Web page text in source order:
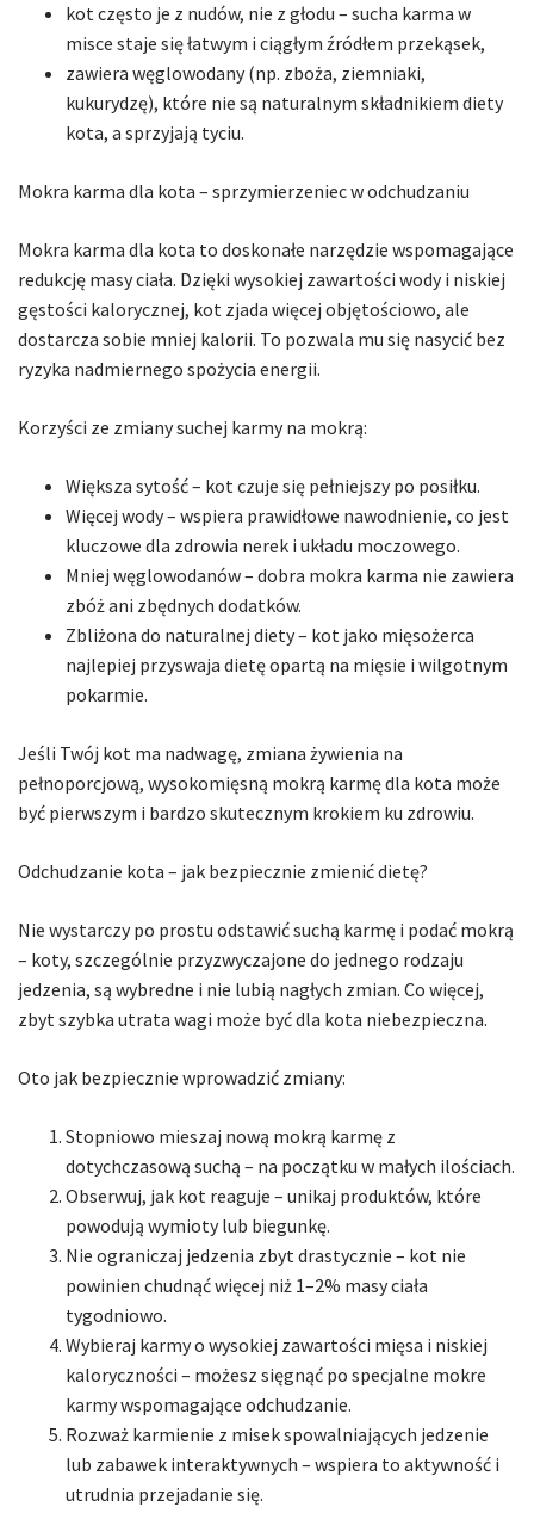
kot często je z nudów, nie z głodu – sucha karma w
misce staje się łatwym i ciągłym źródłem przekąsek,
zawiera węglowodany (np. zboża, ziemniaki,
kukurydzę), które nie są naturalnym składnikiem diety
kota, a sprzyjają tyciu.
Mokra karma dla kota – sprzymierzeniec w odchudzaniu
Mokra karma dla kota to doskonałe narzędzie wspomagające
redukcję masy ciała. Dzięki wysokiej zawartości wody i niskiej
gęstości kalorycznej, kot zjada więcej objętościowo, ale
dostarcza sobie mniej kalorii. To pozwala mu się nasycić bez
ryzyka nadmiernego spożycia energii.
Korzyści ze zmiany suchej karmy na mokrą:
Większa sytość – kot czuje się pełniejszy po posiłku.
Więcej wody – wspiera prawidłowe nawodnienie, co jest
kluczowe dla zdrowia nerek i układu moczowego.
Mniej węglowodanów – dobra mokra karma nie zawiera
zbóż ani zbędnych dodatków.
Zbliżona do naturalnej diety – kot jako mięsożerca
najlepiej przyswaja dietę opartą na mięsie i wilgotnym
pokarmie.
Jeśli Twój kot ma nadwagę, zmiana żywienia na
pełnoporcjową, wysokomięsną mokrą karmę dla kota może
być pierwszym i bardzo skutecznym krokiem ku zdrowiu.
Odchudzanie kota – jak bezpiecznie zmienić dietę?
Nie wystarczy po prostu odstawić suchą karmę i podać mokrą
– koty, szczególnie przyzwyczajone do jednego rodzaju
jedzenia, są wybredne i nie lubią nagłych zmian. Co więcej,
zbyt szybka utrata wagi może być dla kota niebezpieczna.
Oto jak bezpiecznie wprowadzić zmiany:
Stopniowo mieszaj nową mokrą karmę z
dotychczasową suchą – na początku w małych ilościach.
Obserwuj, jak kot reaguje – unikaj produktów, które
powodują wymioty lub biegunkę.
Nie ograniczaj jedzenia zbyt drastycznie – kot nie
powinien chudnąć więcej niż 1–2% masy ciała
tygodniowo.
Wybieraj karmy o wysokiej zawartości mięsa i niskiej
kaloryczności – możesz sięgnąć po specjalne mokre
karmy wspomagające odchudzanie.
Rozważ karmienie z misek spowalniających jedzenie
lub zabawek interaktywnych – wspiera to aktywność i
utrudnia przejadanie się.